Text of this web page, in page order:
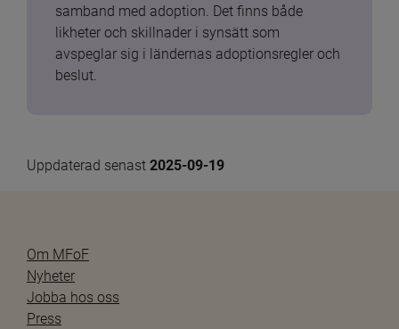
samband med adoption. Det finns både
likheter och skillnader i synsätt som
avspeglar sig i ländernas adoptionsregler och
beslut.
Uppdaterad senast 2025-09-19
Om MFoF
Nyheter
Jobba hos oss
Press